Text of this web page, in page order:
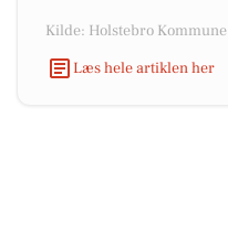
Kilde: Holstebro Kommune
Læs hele artiklen her